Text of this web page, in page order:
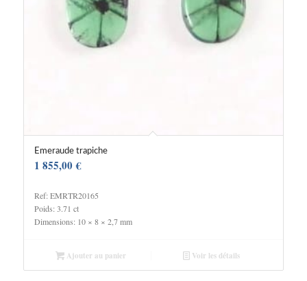
Emeraude trapiche
1 855,00€
Ref: EMRTR20165
Poids: 3.71 ct
Dimensions: 10 × 8 × 2,7 mm
Ajouter au panier Voir les détails